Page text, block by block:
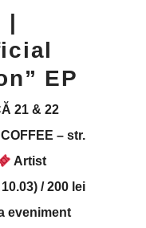
EP
21 & 22
– str.
Artist
/ 200 lei
eveniment